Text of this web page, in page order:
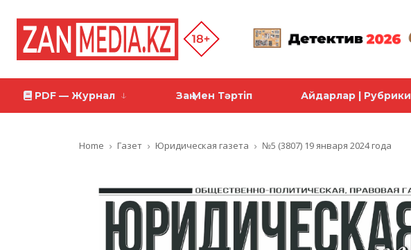
PDF — Журнал Заң Мен Тәртіп Айдарлар | Рубрики
Home Газет Юридическая газета №5 (3807) 19 января 2024 года